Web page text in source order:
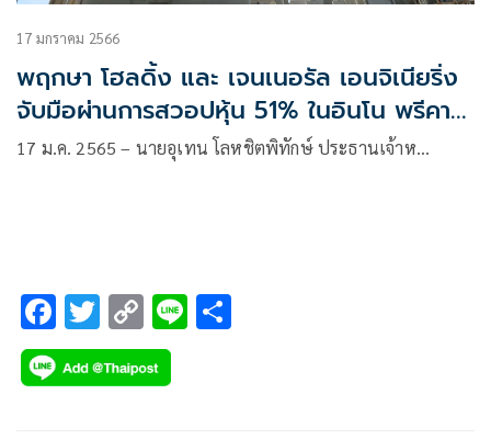
17 มกราคม 2566
พฤกษา โฮลดิ้ง และ เจนเนอรัล เอนจิเนียริ่ง
จับมือผ่านการสวอปหุ้น 51% ในอินโน พรีคาส
ท์
17 ม.ค. 2565 – นายอุเทน โลหชิตพิทักษ์ ประธานเจ้าห…
F
ac
e
T
wi
tt
C
o
p
Li